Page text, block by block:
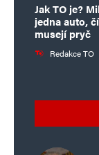
Jak TO je?
jedna auto,
musejí pryč
Redakce TO